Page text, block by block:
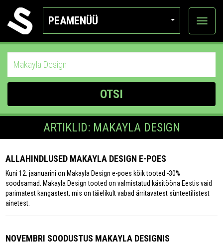
PEAMENÜÜ
Ava
OTSI
ARTIKLID: MAKAYLA DESIGN
ALLAHINDLUSED MAKAYLA DESIGN E-POES
Kuni 12. jaanuarini on Makayla Design e-poes kõik tooted -30%
soodsamad. Makayla Design tooted on valmistatud käsitööna Eestis vaid
parimatest kangastest, mis on täielikult vabad ärritavatest sünteetilistest
ainetest.
NOVEMBRI SOODUSTUS MAKAYLA DESIGNIS